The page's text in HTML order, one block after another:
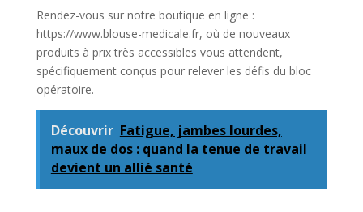
Rendez-vous sur notre boutique en ligne :
https://www.blouse-medicale.fr, où de nouveaux
produits à prix très accessibles vous attendent,
spécifiquement conçus pour relever les défis du bloc
opératoire.
Découvrir Fatigue, jambes lourdes,
maux de dos : quand la tenue de travail
devient un allié santé